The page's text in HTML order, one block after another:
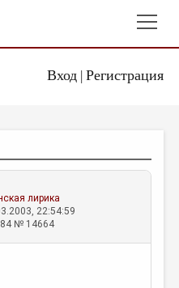
Вход| Регистрация
лирика
22:54:59
№ 14664